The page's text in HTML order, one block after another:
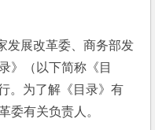
发展改革委、商务部发
》（以下简称《目
。为了解《目录》有
委有关负责人。